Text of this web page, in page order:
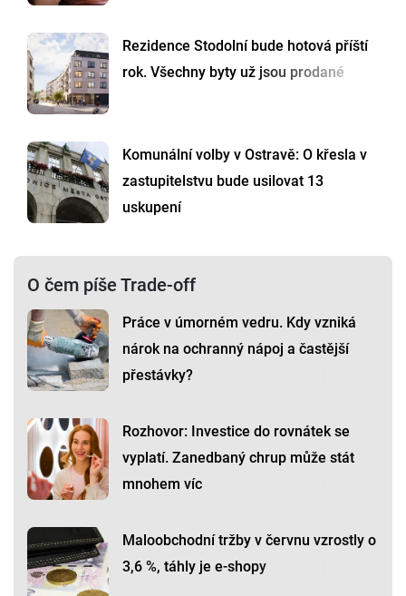
Rezidence Stodolní bude hotová příští
rok. Všechny byty už jsou prodané
Komunální volby v Ostravě: O křesla v
zastupitelstvu bude usilovat 13
uskupení
O čem píše Trade-off
Práce v úmorném vedru. Kdy vzniká
nárok na ochranný nápoj a častější
přestávky?
Rozhovor: Investice do rovnátek se
vyplatí. Zanedbaný chrup může stát
mnohem víc
Maloobchodní tržby v červnu vzrostly o
3,6 %, táhly je e-shopy